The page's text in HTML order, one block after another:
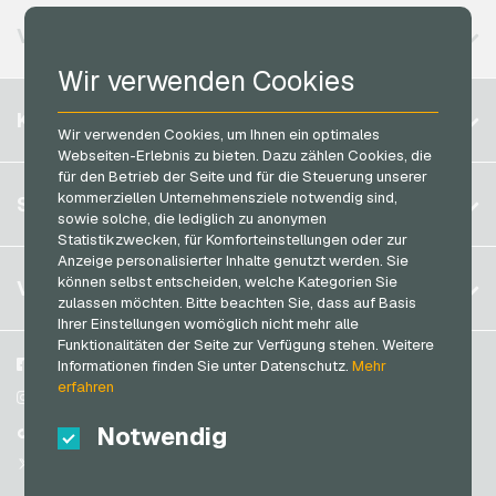
Wir verwenden Cookies
Wir verwenden Cookies, um Ihnen ein optimales
Webseiten-Erlebnis zu bieten. Dazu zählen Cookies, die
für den Betrieb der Seite und für die Steuerung unserer
kommerziellen Unternehmensziele notwendig sind,
sowie solche, die lediglich zu anonymen
Statistikzwecken, für Komforteinstellungen oder zur
Anzeige personalisierter Inhalte genutzt werden. Sie
können selbst entscheiden, welche Kategorien Sie
zulassen möchten. Bitte beachten Sie, dass auf Basis
Ihrer Einstellungen womöglich nicht mehr alle
Funktionalitäten der Seite zur Verfügung stehen. Weitere
Informationen finden Sie unter Datenschutz.Mehr
erfahren
Notwendig
roastmarket Geschenkkarten
RTL+ Geschenkkarten
Saturn Geschenkkarten
Shell Geschenkkarten
Spotify Premium Geschenkkarten
Thalia Geschenkkarten
TikTok Geschenkkarten
toom Geschenkkarten
Wolt Geschenkkarten
World of Sweets Geschenkkarten
Wunschgutschein Geschenkkarten
Zalando Geschenkkarten
Vodafone Handyguthaben
Razer Gold Bezahlkarten
Transcash Bezahlkarten
VERFÜGBARE REGIONEN
Belgien
Brasilien
Deutschland (DE)
Deutschland (EN)
Frankreich
Italien
Niederlande
Österreich
Portugal
Schweiz (DE)
KONTO
Registrieren
Anmelden
Mein Warenkorb
SERVICE
FAQ
Zahlungsmethoden
&Widerrufsrecht
Datenschutzrichtlinien
VGO-SHOP
Über uns
Blog
Partner
Facebook
Instagram
TikTok